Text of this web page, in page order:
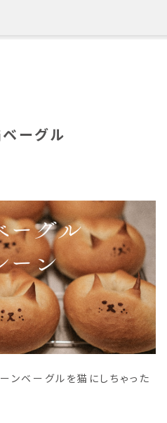
ベーグル
ンベーグルを猫にしちゃった